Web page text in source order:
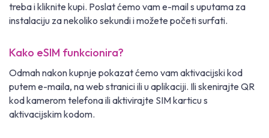
treba i kliknite kupi. Poslat ćemo vam e-mail s uputama za
instalaciju za nekoliko sekundi i možete početi surfati.
Kako eSIM funkcionira?
Odmah nakon kupnje pokazat ćemo vam aktivacijski kod
putem e-maila, na web stranici ili u aplikaciji. Ili skenirajte QR
kod kamerom telefona ili aktivirajte SIM karticu s
aktivacijskim kodom.